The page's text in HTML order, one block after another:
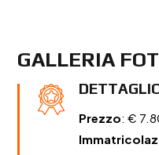
GALLERIA
Prezzo: €